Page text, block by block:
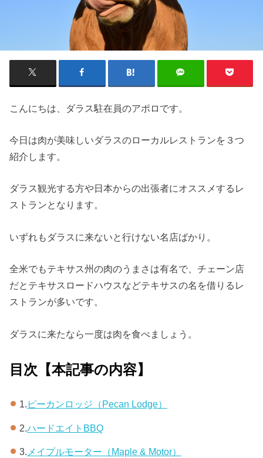
こんにちは、ダラス駐在員のアポロです。
今日は肉が美味しいダラスのローカルレストランを３つ
紹介します。
ダラス観光する方や日本からの出張者にオススメするレ
ストランとなります。
いずれもダラスに来ないと行けない名店ばかり。
全米でもテキサス州の肉のうまさは有名で、チェーン店
だとテキサスロードハウスなどテキサスの名を借りるレ
ストランが多いです。
ダラスに来たなら一度は肉を食べましょう。
目次【本記事の内容】
1. ピーカンロッジ（Pecan Lodge）
2.ハードエイトBBQ
3. メイプルモーター（Maple & Motor）